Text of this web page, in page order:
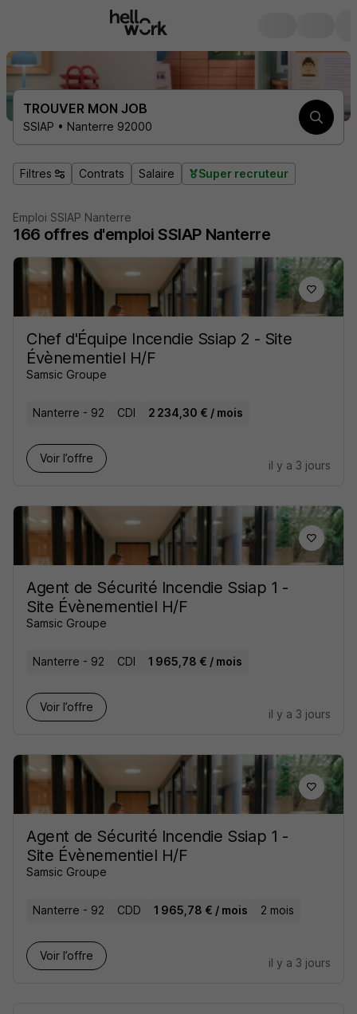
TROUVER MON JOB
SSIAP • Nanterre 92000
Filtres Contrats Salaire Super recruteur
Emploi SSIAP Nanterre
166 offres d'emploi SSIAP Nanterre
Chef d'Équipe Incendie Ssiap 2 - Site
Évènementiel H/F
Samsic Groupe
Nanterre - 92 CDI 2 234,30 € / mois
Voir l’offre
il y a 3 jours
Agent de Sécurité Incendie Ssiap 1 -
Site Évènementiel H/F
Samsic Groupe
Nanterre - 92 CDI 1 965,78 € / mois
Voir l’offre
il y a 3 jours
Agent de Sécurité Incendie Ssiap 1 -
Site Évènementiel H/F
Samsic Groupe
Nanterre - 92 CDD 1 965,78 € / mois 2 mois
Voir l’offre
il y a 3 jours